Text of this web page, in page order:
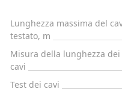
Lunghezza massima del
testato, m
Misura della lunghezza dei
cavi
Test dei cavi